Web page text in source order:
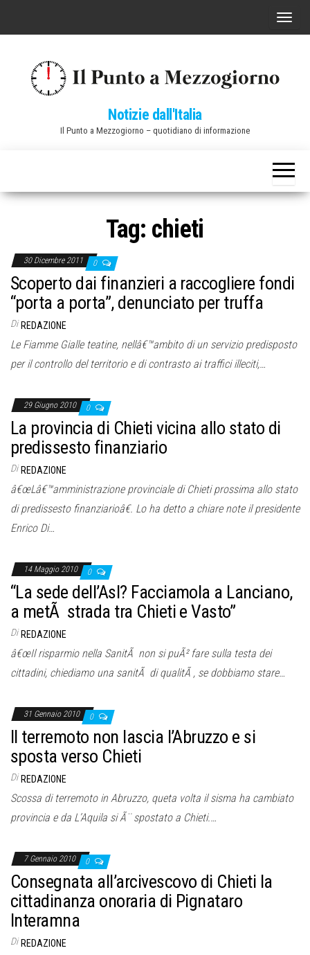
C
a
v
z
i
e
Notizie dall'Italia
Il Punto a Mezzogiorno – quotidiano di informazione
Tag: chieti
30 Dicembre 2011 0
Scoperto dai finanzieri a raccogliere fondi
“porta a porta”, denunciato per truffa
Di REDAZIONE
Le Fiamme Gialle teatine, nellâ€™ambito di un servizio predisposto
per il controllo del territorio e di contrasto ai traffici illeciti,…
29 Giugno 2010 0
La provincia di Chieti vicina allo stato di
predissesto finanziario
Di REDAZIONE
â€œLâ€™amministrazione provinciale di Chieti prossima allo stato
di predissesto finanziarioâ€. Lo ha detto a chiare note il presidente
Enrico Di…
14 Maggio 2010 0
“La sede dell’Asl? Facciamola a Lanciano,
a metÃ strada tra Chieti e Vasto”
Di REDAZIONE
â€œIl risparmio nella SanitÃ non si puÃ² fare sulla testa dei
cittadini, chiediamo una sanitÃ di qualitÃ , se dobbiamo stare…
31 Gennaio 2010 0
Il terremoto non lascia l’Abruzzo e si
sposta verso Chieti
Di REDAZIONE
Scossa di terremoto in Abruzzo, queta volta il sisma ha cambiato
provincia e da L’Aquila si Ã¨ spostato a Chieti.…
7 Gennaio 2010 0
Consegnata all’arcivescovo di Chieti la
cittadinanza onoraria di Pignataro
Interamna
Di REDAZIONE